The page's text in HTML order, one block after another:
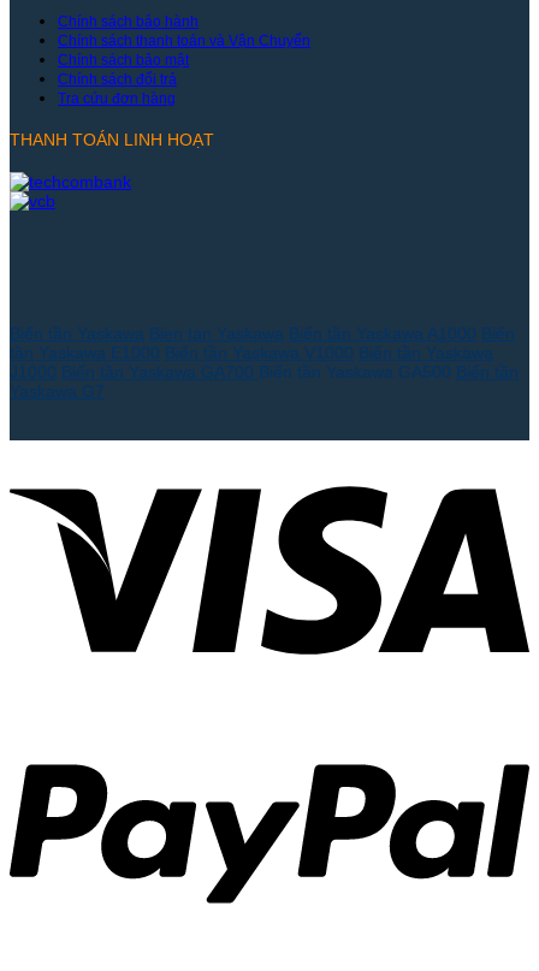
Chính sách bảo hành
Chính sách thanh toán và Vận Chuyển
Chính sách bảo mật
Chính sách đổi trả
Tra cứu đơn hàng
THANH TOÁN LINH HOẠT
Biến tần Yaskawa Bien tan Yaskawa Biến tần Yaskawa A1000 Biến
tần Yaskawa E1000 Biến tần Yaskawa V1000 Biến tần Yaskawa
J1000 Biến tần Yaskawa GA700 Biến tần Yaskawa GA500 Biến tần
Yaskawa G7